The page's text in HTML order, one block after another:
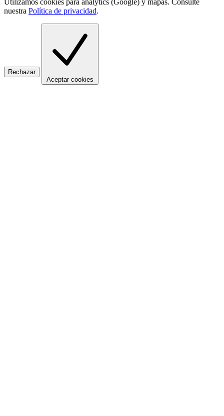
Utilizamos cookies para analytics (Google) y mapas. Consulte
nuestra Política de privacidad.
Rechazar
Aceptar cookies